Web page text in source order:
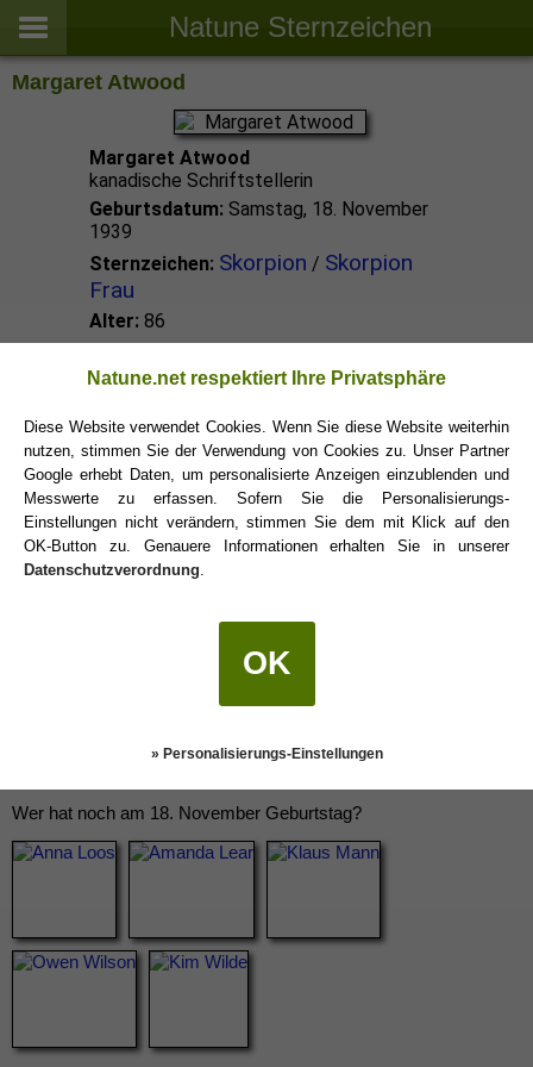
Natune Sternzeichen
Margaret Atwood
Margaret Atwood
kanadische Schriftstellerin
Geburtsdatum: Samstag, 18. November
1939
Sternzeichen: Skorpion / Skorpion
Frau
Alter: 86
Skorpion Promis
Skorpion Sternzeichen
Wer hat noch am 18. November Geburtstag?
Natune.net respektiert Ihre Privatsphäre
Diese Website verwendet Cookies. Wenn Sie diese Website weiterhin
nutzen, stimmen Sie der Verwendung von Cookies zu. Unser Partner
Google erhebt Daten, um personalisierte Anzeigen einzublenden und
Messwerte zu erfassen. Sofern Sie die Personalisierungs-
Einstellungen nicht verändern, stimmen Sie dem mit Klick auf den
OK-Button zu. Genauere Informationen erhalten Sie in unserer
Datenschutzverordnung
OK
» Personalisierungs-Einstellungen